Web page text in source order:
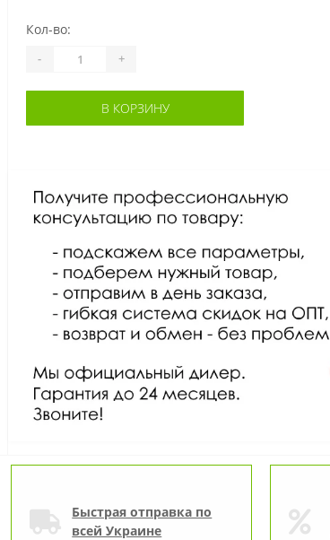
Кол-во:
- +
В КОРЗИНУ
Быстрая отправка по
всей Украине